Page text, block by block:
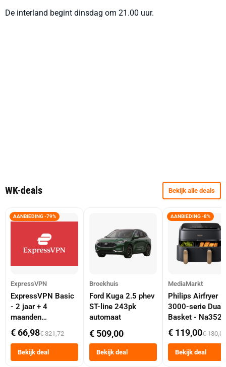
De interland begint dinsdag om 21.00 uur.
WK-deals Bekijk alle deals
AANBIEDING -79%
ExpressVPN
ExpressVPN Basic
- 2 jaar + 4
maanden
abonnement
€ 66,98€ 321,72
Bekijk deal
Broekhuis
Ford Kuga 2.5 phev
ST-line 243pk
automaat
€ 509,00
Bekijk deal
AANBIEDING -8%
MediaMarkt
Philips Airfryer
3000-serie Dual
Basket -
Dubbele Mand 9
Tot 6 Personen
Heteluchtfriteuse
Zwart
€ 119,00€ 130,00
Bekijk deal